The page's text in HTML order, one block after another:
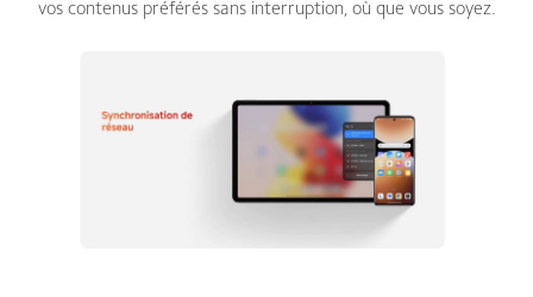
vos contenus préférés sans interruption, où que vous soyez.